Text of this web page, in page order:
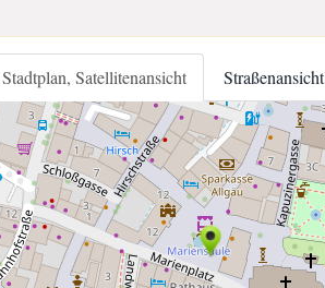
Satellitenansicht Straßenansicht